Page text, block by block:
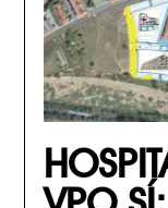
VPO SÍ;